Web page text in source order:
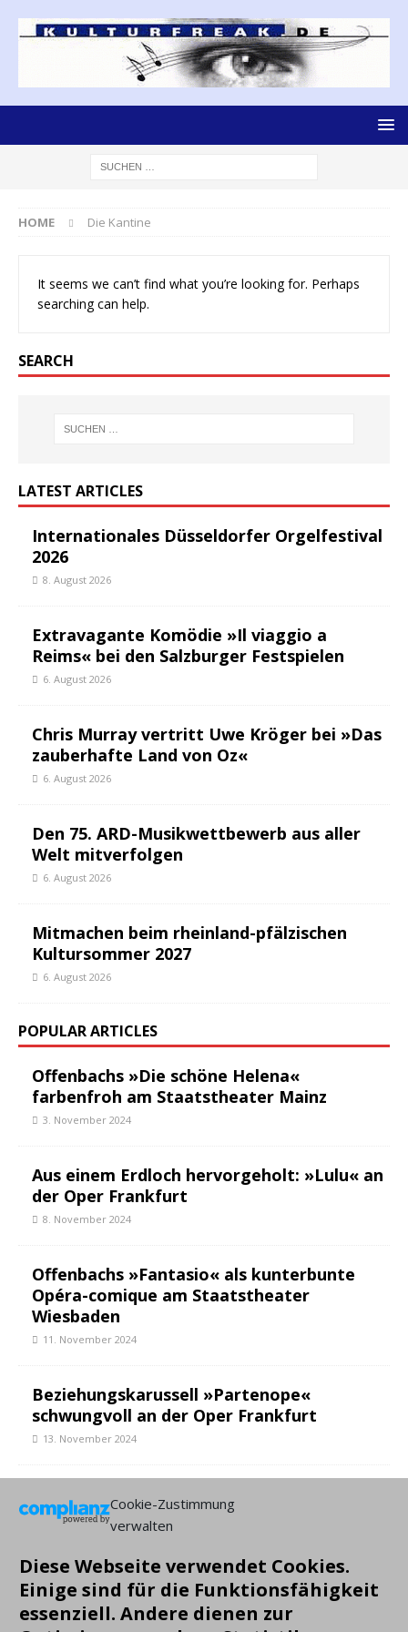
Cookie-Zustimmung
verwalten
Diese Webseite verwendet Cookies.
Einige sind für die Funktionsfähigkeit
essenziell. Andere dienen zur
HOME Die Kantine
It seems we can’t find what you’re looking for. Perhaps
searching can help.
SEARCH
LATEST ARTICLES
Internationales Düsseldorfer Orgelfestival
2026
8. August 2026
Extravagante Komödie »Il viaggio a
Reims« bei den Salzburger Festspielen
6. August 2026
Chris Murray vertritt Uwe Kröger bei »Das
zauberhafte Land von Oz«
6. August 2026
Den 75. ARD-Musikwettbewerb aus aller
Welt mitverfolgen
6. August 2026
Mitmachen beim rheinland-pfälzischen
Kultursommer 2027
6. August 2026
POPULAR ARTICLES
Offenbachs »Die schöne Helena«
farbenfroh am Staatstheater Mainz
3. November 2024
Aus einem Erdloch hervorgeholt: »Lulu« an
der Oper Frankfurt
8. November 2024
Offenbachs »Fantasio« als kunterbunte
Opéra-comique am Staatstheater
Wiesbaden
11. November 2024
Beziehungskarussell »Partenope«
schwungvoll an der Oper Frankfurt
13. November 2024
außergewöhnlich
NEUESTE BEITRÄGE: